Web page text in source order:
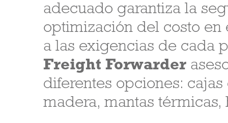
adecuado garantiza la
optimización del costo en
a las exigencias de cada
Freight Forwarder
diferentes opciones:
madera, mantas